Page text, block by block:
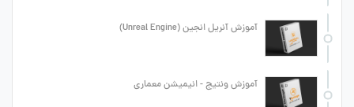
آموزش آنریل انجین (Unreal Engine)
آموزش ونتیج - انیمیشن معماری